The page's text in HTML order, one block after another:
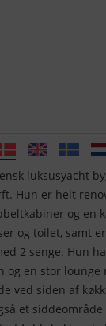
luksusyacht
Hun er helt
og en
og toilet, samt
2 senge. Hun
og en stor lounge
ved siden af
et